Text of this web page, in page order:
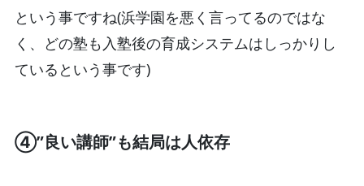
という事ですね(浜学園を悪く言ってるのではな
く、どの塾も入塾後の育成システムはしっかりし
ているという事です)
④”良い講師”も結局は人依存